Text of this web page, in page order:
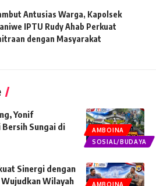
Antusias Warga, Kapolsek
IPTU Rudy Ahab Perkuat
dengan Masyarakat
AMBOINA
SOSIAL/BUDAYA
Yonif
Sungai di
AMBOINA
Sinergi dengan
Wilayah